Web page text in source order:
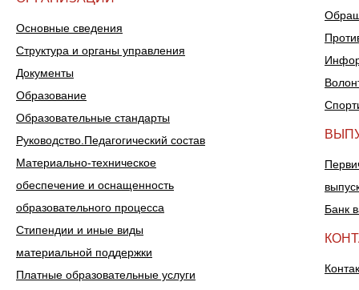
Основные сведения
Структура и органы управления
Документы
Образование
Образовательные стандарты
Руководство.Педагогический состав
Материально-техническое
обеспечение и оснащенность
образовательного процесса
Стипендии и иные виды
материальной поддержки
Платные образовательные услуги
Банк